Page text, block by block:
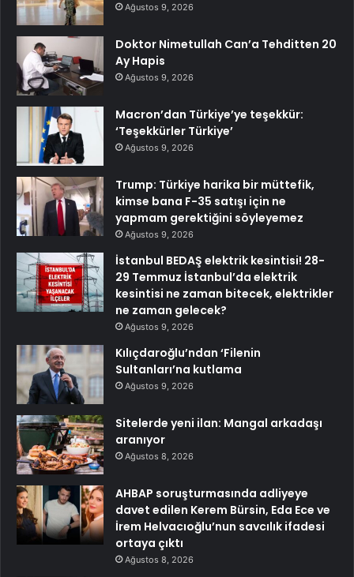
Ağustos 9, 2026
Doktor Nimetullah Can’a Tehditten 20
Ay Hapis
Ağustos 9, 2026
Macron’dan Türkiye’ye teşekkür:
‘Teşekkürler Türkiye’
Ağustos 9, 2026
Trump: Türkiye harika bir müttefik,
kimse bana F-35 satışı için ne
yapmam gerektiğini söyleyemez
Ağustos 9, 2026
İstanbul BEDAŞ elektrik kesintisi! 28-
29 Temmuz İstanbul’da elektrik
kesintisi ne zaman bitecek, elektrikler
ne zaman gelecek?
Ağustos 9, 2026
Kılıçdaroğlu’ndan ‘Filenin
Sultanları’na kutlama
Ağustos 9, 2026
Sitelerde yeni ilan: Mangal arkadaşı
aranıyor
Ağustos 8, 2026
AHBAP soruşturmasında adliyeye
davet edilen Kerem Bürsin, Eda Ece ve
İrem Helvacıoğlu’nun savcılık ifadesi
ortaya çıktı
Ağustos 8, 2026